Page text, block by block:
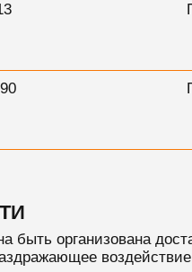
организована